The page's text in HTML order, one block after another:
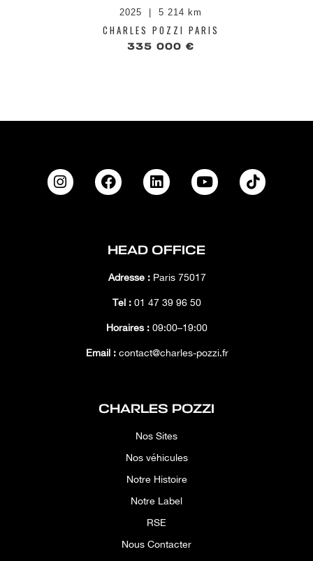
2025 5 214 km
CHARLES POZZI PARIS
335 000 €
HEAD OFFICE
Adresse :Paris 75017
Tél : 01 47 39 96 50
Horaires : 09:00–19:00
Email :contact@charles-pozzi.fr
CHARLES POZZI
Nos Sites
Nos véhicules
Notre Histoire
Notre Label
RSE
Nous Contacter